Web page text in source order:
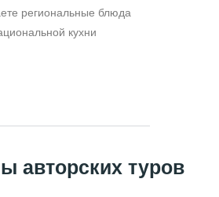
региональные блюда
кухни
авторских туров